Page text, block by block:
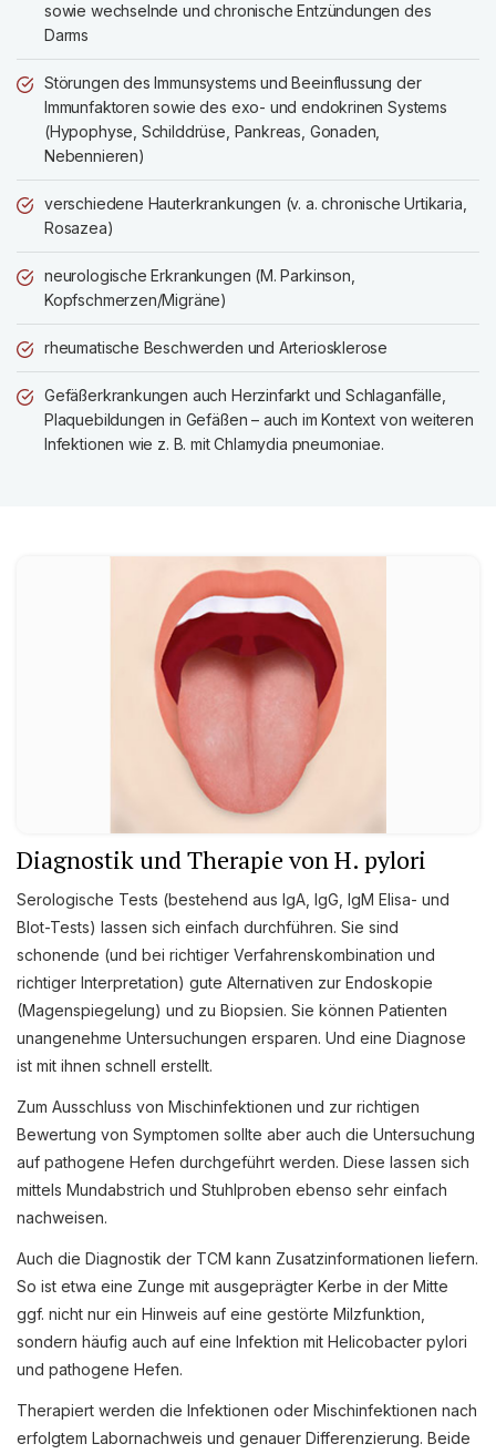
sowie wechselnde und chronische Entzündungen des
Darms
Störungen des Immunsystems und Beeinflussung der
Immunfaktoren sowie des exo- und endokrinen Systems
(Hypophyse, Schilddrüse, Pankreas, Gonaden,
Nebennieren)
verschiedene Hauterkrankungen (v. a. chronische Urtikaria,
Rosazea)
neurologische Erkrankungen (M. Parkinson,
Kopfschmerzen/Migräne)
rheumatische Beschwerden und Arteriosklerose
Gefäßerkrankungen auch Herzinfarkt und Schlaganfälle,
Plaquebildungen in Gefäßen – auch im Kontext von weiteren
Infektionen wie z. B. mit Chlamydia pneumoniae.
Diagnostik und Therapie von H. pylori
Serologische Tests (bestehend aus IgA, IgG, IgM Elisa- und
Blot-Tests) lassen sich einfach durchführen. Sie sind
schonende (und bei richtiger Verfahrenskombination und
richtiger Interpretation) gute Alternativen zur Endoskopie
(Magenspiegelung) und zu Biopsien. Sie können Patienten
unangenehme Untersuchungen ersparen. Und eine Diagnose
ist mit ihnen schnell erstellt.
Zum Ausschluss von Mischinfektionen und zur richtigen
Bewertung von Symptomen sollte aber auch die Untersuchung
auf pathogene Hefen durchgeführt werden. Diese lassen sich
mittels Mundabstrich und Stuhlproben ebenso sehr einfach
nachweisen.
Auch die Diagnostik der TCM kann Zusatzinformationen liefern.
So ist etwa eine Zunge mit ausgeprägter Kerbe in der Mitte
ggf. nicht nur ein Hinweis auf eine gestörte Milzfunktion,
sondern häufig auch auf eine Infektion mit Helicobacter pylori
und pathogene Hefen.
Therapiert werden die Infektionen oder Mischinfektionen nach
erfolgtem Labornachweis und genauer Differenzierung. Beide